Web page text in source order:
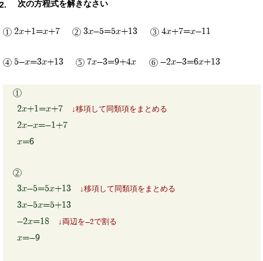
次の方程式を解きなさい
2x+1=x+7 3x-5=5x+13 4x+7=x-11
5-x=3x+13 7x-3=9+4x -2x-3=6x+13
2x+1=x+7 移項して同類項をまとめる
2x-x=-1+7
x=6
3x-5=5x+13 移項して同類項をまとめる
3x-5x=5+13
-2x=18
両辺を-2で割る
x=-9